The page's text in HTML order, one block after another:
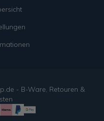
- B-Ware, Retouren &